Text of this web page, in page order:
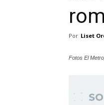
Por Liset
Fotos El